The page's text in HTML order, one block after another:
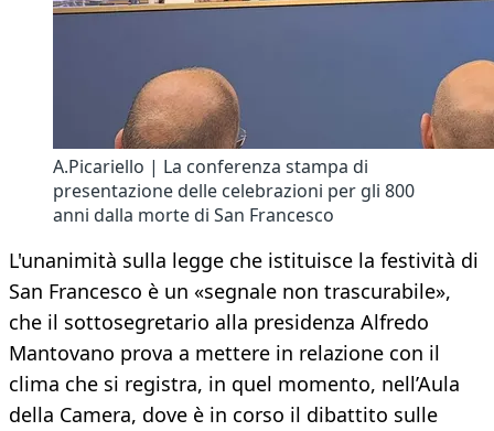
A.Picariello | La conferenza stampa di
presentazione delle celebrazioni per gli 800
anni dalla morte di San Francesco
L'unanimità sulla legge che istituisce la festività di
San Francesco è un «segnale non trascurabile»,
che il sottosegretario alla presidenza Alfredo
Mantovano prova a mettere in relazione con il
clima che si registra, in quel momento, nell’Aula
della Camera, dove è in corso il dibattito sulle